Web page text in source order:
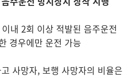
내 2회 이상 적발된 음주운전
경우에만 운전 가능
사망자, 보행 사망자의 비율은